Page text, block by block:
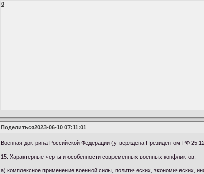
0
Поделиться2023-06-10 07:11:01
Военная доктрина Российской Федерации (утверждена Президентом РФ
15. Характерные черты и особенности современных военных конфликтов:
а) комплексное применение военной силы, политических, экономических,